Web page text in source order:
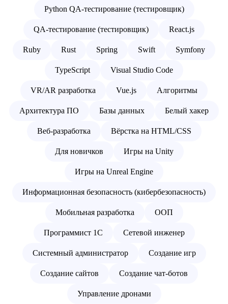
Python QA-тестирование (тестировщик)
QA-тестирование (тестировщик) React.js
Ruby Rust Spring Swift Symfony
TypeScript Visual Studio Code
VR/AR разработка Vue.js Алгоритмы
Архитектура ПО Базы данных Белый хакер
Веб-разработка Вёрстка на HTML/CSS
Для новичков Игры на Unity
Игры на Unreal Engine
Информационная безопасность (кибербезопасность)
Мобильная разработка ООП
Программист 1С Сетевой инженер
Системный администратор Создание игр
Создание сайтов Создание чат-ботов
Управление дронами